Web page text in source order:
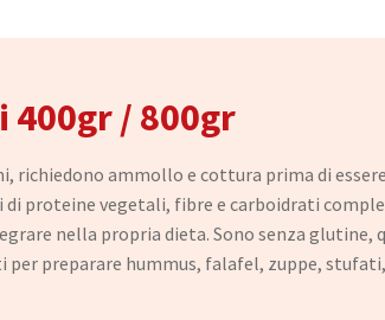
400gr / 800gr
richiedono ammollo e cottura prima di
proteine vegetali, fibre e carboidrati
nella propria dieta. Sono senza glutine,
per preparare hummus, falafel, zuppe,